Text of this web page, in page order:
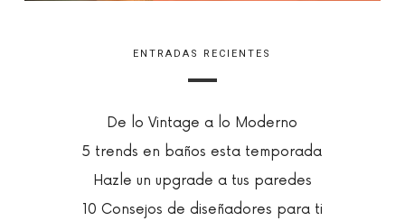
ENTRADAS RECIENTES
De lo Vintage a lo Moderno
5 trends en baños esta temporada
Hazle un upgrade a tus paredes
10 Consejos de diseñadores para ti